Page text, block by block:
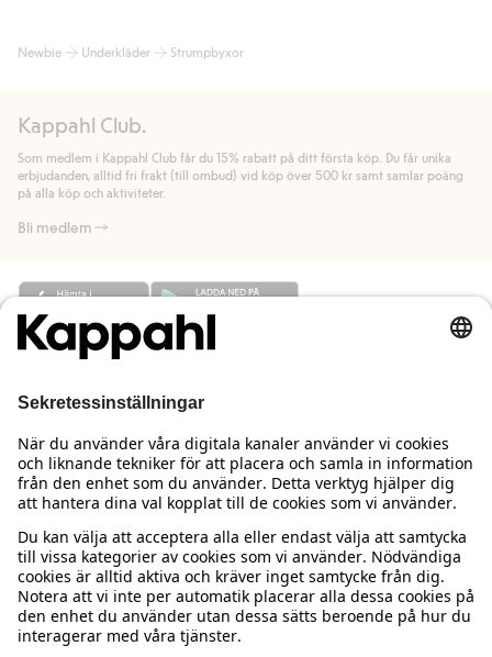
automatik efter du loggat in och identifierats som medlem.
handlar för.
Läs mer
bland annat faktura och swish men även andra betalningssätt.
allmänna villkor.
Läs mer
Newbie Underkläder Strumpbyxor
Kappahl Club.
Som medlem i Kappahl Club får du 15% rabatt på ditt första köp. Du får unika
erbjudanden, alltid fri frakt (till ombud) vid köp över 500 kr samt samlar poäng
på alla köp och aktiviteter.
Bli medlem
Behöver du hjälp?
Kundservice
Vanliga frågor
Beställning & retur
Kontakta oss
Kappahl Club
Logga in
Kappahl Club
Medlemsvillkor
Om oss
Om Kappahl Group
Villkor & policy